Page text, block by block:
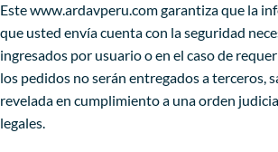
Este www.ardavperu.com garantiza que la
que usted envía cuenta con la seguridad
ingresados por usuario o en el caso de
los pedidos no serán entregados a terceros,
revelada en cumplimiento a una orden
legales.